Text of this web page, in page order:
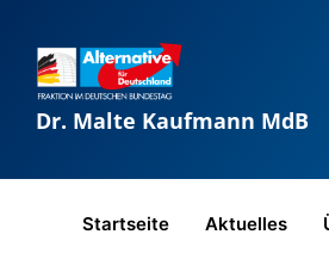
Inhalt
springen
Dr. Malte Kaufmann MdB
Startseite Aktuelles